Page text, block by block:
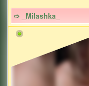
➩ _Milashka_